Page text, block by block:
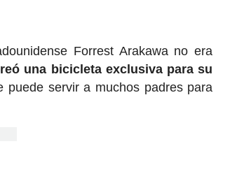
Forrest Arakawa no era
una bicicleta exclusiva para su
puede servir a muchos padres para